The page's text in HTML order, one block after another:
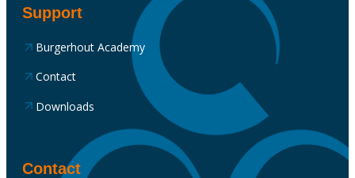
Support
Burgerhout Academy
Contact
Downloads
Contact